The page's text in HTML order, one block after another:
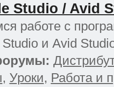
Studio / Avid
работе с
и Avid
, Уроки, Работа и